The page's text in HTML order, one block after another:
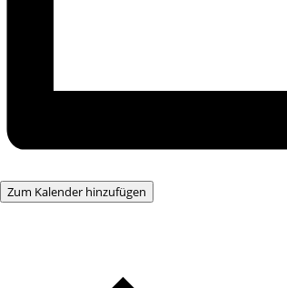
Zum Kalender hinzufügen